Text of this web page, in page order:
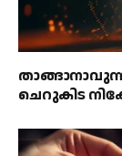
ചെറുകിട